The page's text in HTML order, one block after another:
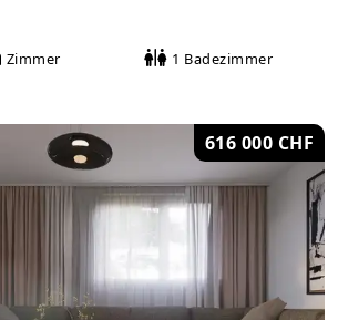
Zimmer 1 Badezimmer
616 000 CHF